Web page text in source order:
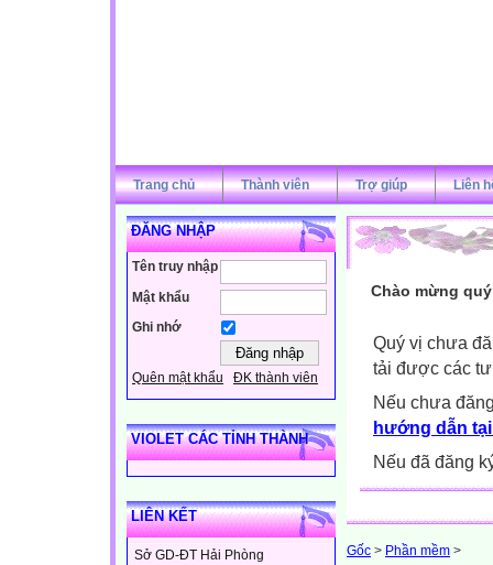
Trang chủ Thành viên Trợ giúp Liên
ĐĂNG NHẬP
Tên truy nhập
Mật khẩu
Ghi nhớ
Quên mật khẩu ĐK thành viên
VIOLET CÁC TỈNH THÀNH
LIÊN KẾT
Sở GD-ĐT Hải Phòng
Chào mừng
Quý vị chưa
tải được các
Nếu chưa
hướng dẫn
Nếu đã đăng
Gốc > Phần mềm >